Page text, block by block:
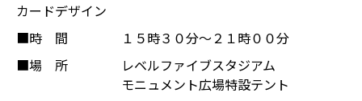
カードデザイン
■時 間
１５時３０分～２１時００分
■場 所
レベルファイブスタジアム
モニュメント広場特設テント